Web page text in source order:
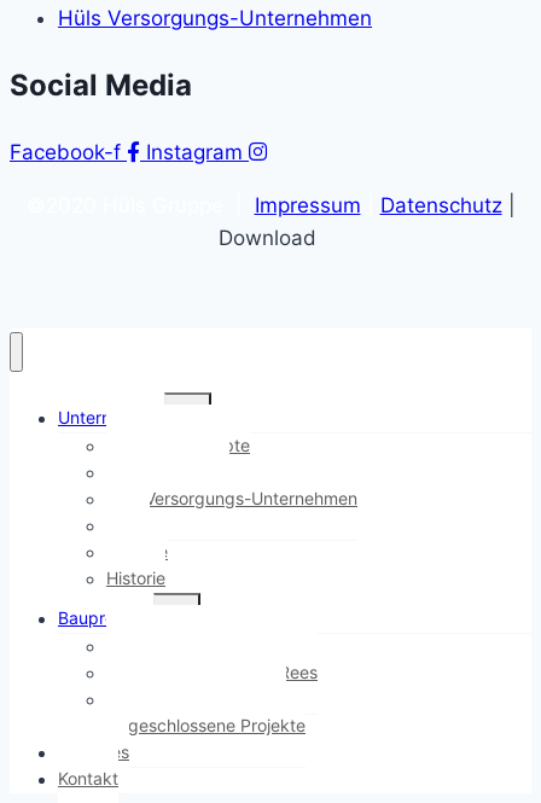
Hüls Versorgungs-Unternehmen
Social Media
Facebook-f Instagram
Impressum Datenschutz
Download
Unternehmen
Untermenü
Hüls Baukonzepte
Hüls Versorgungs-Unternehmen
Karriere
Historie
Bauprojekte
Untermenü
Stadtgarten Quartier, Rees
Abgeschlossene Projekte
Aktuelles
Kontakt